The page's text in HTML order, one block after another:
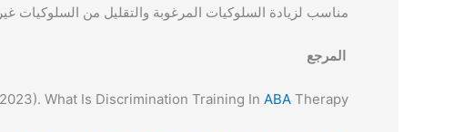
مناسب لزيادة السلوكيات المرغوبة والتقليل من السلوكيات
المرجع
What Is Discrimination Training In ABA Therapy?